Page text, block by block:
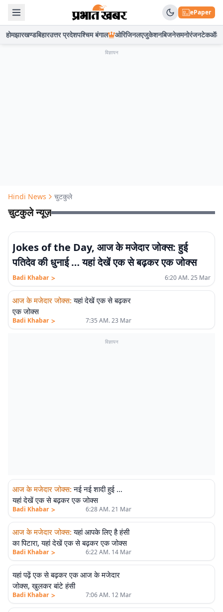
ePaper
होमझारखण्डबिहारउत्तर प्रदेशपश्चिम बंगाल ओरिजिनलएजुकेशनबिजनेसमनोरंजनटेकऑटो
विज्ञापन
Hindi News चुटकुले
चुटकुले न्यूज़
Jokes of the Day, आज के मजेदार जोक्स: हुई
पतिदेव की धुनाई … यहां देखें एक से बढ़कर एक जोक्स
Badi Khabar > 6:20 AM. 25 Mar
आज के मजेदार जोक्स: यहां देखें एक से बढ़कर
एक जोक्स
Badi Khabar > 7:35 AM. 23 Mar
विज्ञापन
आज के मजेदार जोक्स: नई नई शादी हुई …
यहां देखें एक से बढ़कर एक जोक्स
Badi Khabar > 6:28 AM. 21 Mar
आज के मजेदार जोक्स: यहां आपके लिए है हंसी
का पिटारा, यहां देखें एक से बढ़कर एक जोक्स
Badi Khabar > 6:22 AM. 14 Mar
यहां पढ़ें एक से बढ़कर एक आज के मजेदार
जोक्स, खुलकर बांटे हंसी
Badi Khabar > 7:06 AM. 12 Mar